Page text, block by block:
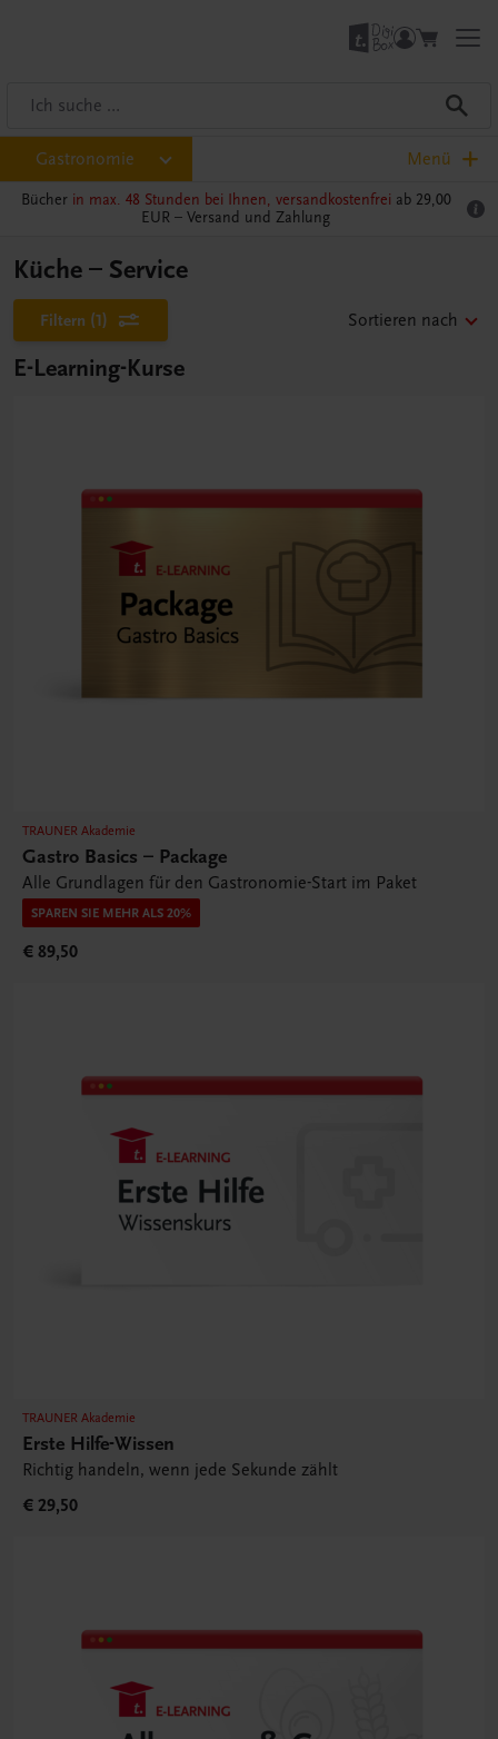
Gastronomie Menü
Bücher in max. 48 Stunden bei Ihnen, versandkostenfrei ab 29,00
EUR – Versand und Zahlung
Küche – Service
Filtern (1) Sortieren nach
E-Learning-Kurse
TRAUNER Akademie
Gastro Basics – Package
Alle Grundlagen für den Gastronomie-Start im Paket
SPAREN SIE MEHR ALS 20%
€ 89,50
TRAUNER Akademie
Erste Hilfe-Wissen
Richtig handeln, wenn jede Sekunde zählt
€ 29,50